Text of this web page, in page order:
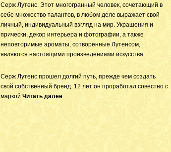
Серж Лутенс. Этот многогранный человек, сочетающий в
себе множество талантов, в любом деле выражает свой
личный, индивидуальный взгляд на мир. Украшения и
прически, декор интерьера и фотографии, а также
неповторимые ароматы, сотворенные Лутенсом,
являются настоящими произведениями искусства.
Серж Лутенс прошел долгий путь, прежде чем создать
свой собственный бренд. 12 лет он проработал совестно с
маркой Читать далее